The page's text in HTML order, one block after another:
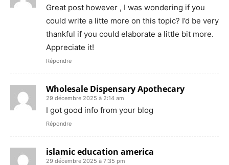
Great post however , I was wondering if you
could write a litte more on this topic? I’d be very
thankful if you could elaborate a little bit more.
Appreciate it!
Répondre
Wholesale Dispensary Apothecary
29 décembre 2025 à 2:14 am
I got good info from your blog
Répondre
islamic education america
29 décembre 2025 à 7:35 pm